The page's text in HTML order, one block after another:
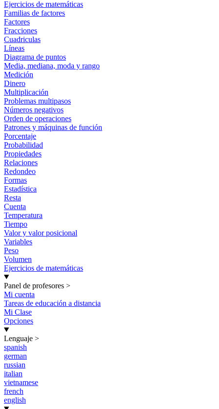
Ejercicios de matemáticas
Familias de factores
Factores
Fracciones
Cuadriculas
Líneas
Diagrama de puntos
Media, mediana, moda y rango
Medición
Dinero
Multiplicación
Problemas multipasos
Números negativos
Orden de operaciones
Patrones y máquinas de función
Porcentaje
Probabilidad
Propiedades
Relaciones
Redondeo
Formas
Estadística
Resta
Cuenta
Temperatura
Tiempo
Valor y valor posicional
Variables
Peso
Volumen
Ejercicios de matemáticas
Panel de profesores >
Mi cuenta
Tareas de educación a distancia
Mi Clase
Opciones
Lenguaje >
spanish
german
russian
italian
vietnamese
french
english